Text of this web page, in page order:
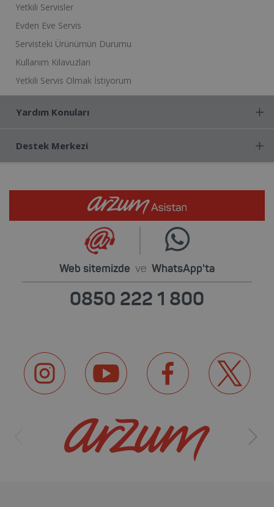
Yetkili Servisler
Evden Eve Servis
Servisteki Ürünümün Durumu
Kullanım Kılavuzları
Yetkili Servis Olmak İstiyorum
Yardım Konuları
Destek Merkezi
Web sitemizde ve WhatsApp'ta
0850 222 1 800